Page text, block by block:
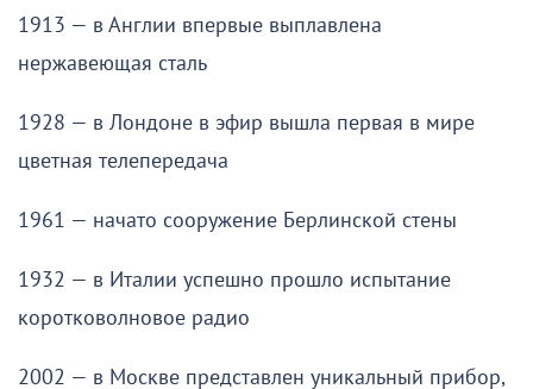
1913 — в Англии впервые выплавлена
нержавеющая сталь
1928 — в Лондоне в эфир вышла первая в мире
цветная телепередача
1961 — начато сооружение Берлинской стены
1932 — в Италии успешно прошло испытание
коротковолновое радио
2002 — в Москве представлен уникальный прибор,